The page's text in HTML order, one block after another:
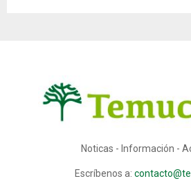
Noticas - Información -
Escríbenos a: